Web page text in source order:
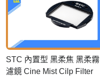
STC 內置型 黑柔焦 黑柔霧
濾鏡 Cine Mist Cilp Filter